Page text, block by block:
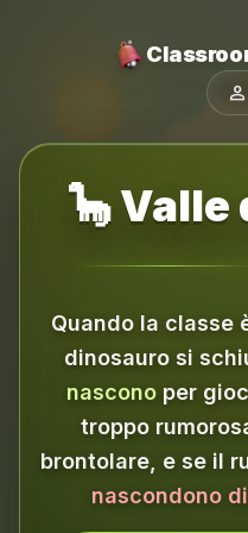
person
🦕 Valle
Quando la classe
dinosauro si
nascono per
troppo
brontolare, e se il
nascondono